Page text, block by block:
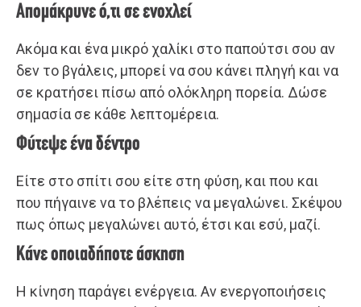
Απομάκρυνε ό,τι σε ενοχλεί
Ακόμα και ένα μικρό χαλίκι στο παπούτσι σου αν
δεν το βγάλεις, μπορεί να σου κάνει πληγή και να
σε κρατήσει πίσω από ολόκληρη πορεία. Δώσε
σημασία σε κάθε λεπτομέρεια.
Φύτεψε ένα δέντρο
Είτε στο σπίτι σου είτε στη φύση, και που και
που πήγαινε να το βλέπεις να μεγαλώνει. Σκέψου
πως όπως μεγαλώνει αυτό, έτσι και εσύ, μαζί.
Κάνε οποιαδήποτε άσκηση
Η κίνηση παράγει ενέργεια. Αν ενεργοποιήσεις